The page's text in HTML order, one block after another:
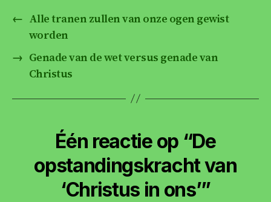
b
o
o
k
A
p
dI
← Alle tranen zullen van onze ogen gewist
worden
→ Genade van de wet versus genade van
Christus
Één reactie op “De
opstandingskracht van
‘Christus in ons’”